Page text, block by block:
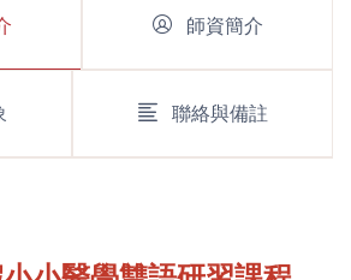
師資簡介
聯絡與備註